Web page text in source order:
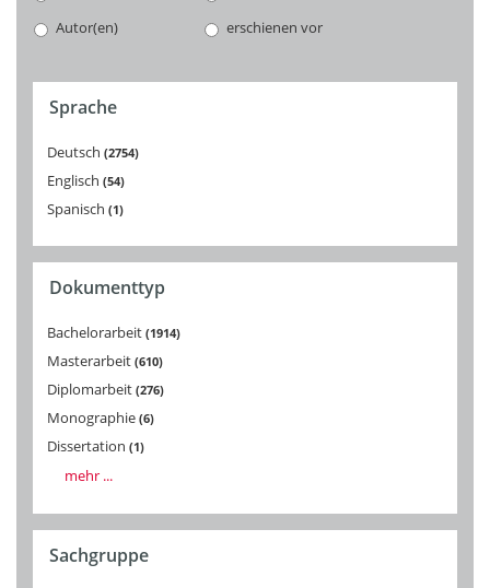
Autor(en)
erschienen vor
Sprache
Deutsch 2754
Englisch 54
Spanisch 1
Dokumenttyp
Bachelorarbeit 1914
Masterarbeit 610
Diplomarbeit 276
Monographie 6
Dissertation 1
mehr ...
Sachgruppe